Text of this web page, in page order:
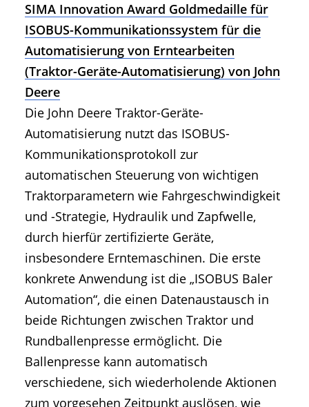
SIMA Innovation Award Goldmedaille für
ISOBUS-Kommunikationssystem für die
Automatisierung von Erntearbeiten
(Traktor-Geräte-Automatisierung) von John
Deere
Die John Deere Traktor-Geräte-
Automatisierung nutzt das ISOBUS-
Kommunikationsprotokoll zur
automatischen Steuerung von wichtigen
Traktorparametern wie Fahrgeschwindigkeit
und -Strategie, Hydraulik und Zapfwelle,
durch hierfür zertifizierte Geräte,
insbesondere Erntemaschinen. Die erste
konkrete Anwendung ist die „ISOBUS Baler
Automation“, die einen Datenaustausch in
beide Richtungen zwischen Traktor und
Rundballenpresse ermöglicht. Die
Ballenpresse kann automatisch
verschiedene, sich wiederholende Aktionen
zum vorgesehen Zeitpunkt auslösen, wie